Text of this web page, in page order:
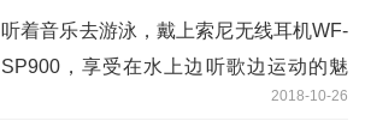
听着音乐去游泳，戴上索尼无线耳机WF-
SP900，享受在水上边听歌边运动的魅
2018-10-26